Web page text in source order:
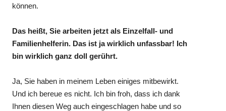
können.
Das heißt, Sie arbeiten jetzt als Einzelfall- und
Familienhelferin. Das ist ja wirklich unfassbar! Ich
bin wirklich ganz doll gerührt.
Ja, Sie haben in meinem Leben einiges mitbewirkt.
Und ich bereue es nicht. Ich bin froh, dass ich dank
Ihnen diesen Weg auch eingeschlagen habe und so